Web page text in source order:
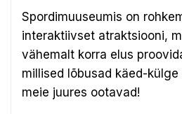
Spordimuuseumis on
interaktiivset atraktsiooni,
vähemalt korra elus
millised lõbusad käed-
meie juures ootavad!